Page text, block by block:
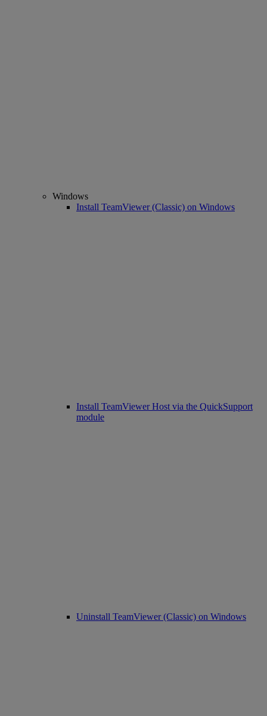
Windows
Install TeamViewer (Classic) on Windows
Install TeamViewer Host via the QuickSupport
module
Uninstall TeamViewer (Classic) on Windows